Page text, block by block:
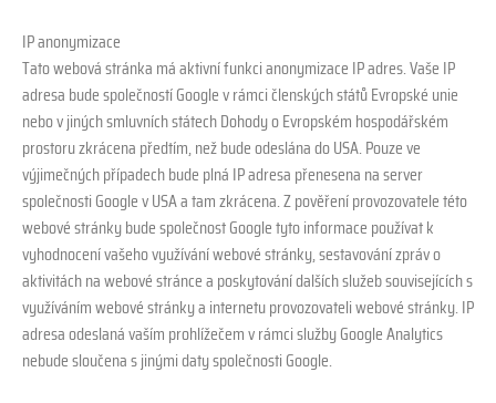
IP anonymizace
Tato webová stránka má aktivní funkci anonymizace IP adres. Vaše IP
adresa bude společností Google v rámci členských států Evropské unie
nebo v jiných smluvních státech Dohody o Evropském hospodářském
prostoru zkrácena předtím, než bude odeslána do USA. Pouze ve
výjimečných případech bude plná IP adresa přenesena na server
společnosti Google v USA a tam zkrácena. Z pověření provozovatele této
webové stránky bude společnost Google tyto informace používat k
vyhodnocení vašeho využívání webové stránky, sestavování zpráv o
aktivitách na webové stránce a poskytování dalších služeb souvisejících s
využíváním webové stránky a internetu provozovateli webové stránky. IP
adresa odeslaná vaším prohlížečem v rámci služby Google Analytics
nebude sloučena s jinými daty společnosti Google.